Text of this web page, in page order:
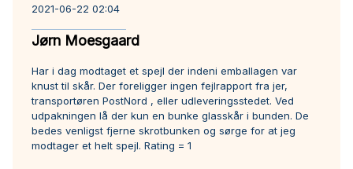
2021-06-22 02:04
Jørn Moesgaard
Har i dag modtaget et spejl der indeni emballagen var
knust til skår. Der foreligger ingen fejlrapport fra jer,
transportøren PostNord , eller udleveringsstedet. Ved
udpakningen lå der kun en bunke glasskår i bunden. De
bedes venligst fjerne skrotbunken og sørge for at jeg
modtager et helt spejl. Rating = 1